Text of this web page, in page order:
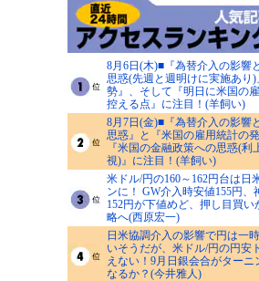
8月6日(木)■『為替介入の影響
思惑(先週と週明けに実施あり
勢』、そして『明日に米国の
控える点』に注目！(羊飼い)
8月7日(金)■『為替介入の影響
思惑』と『米国の雇用統計の
『米国の金融政策への思惑(利
視)』に注目！(羊飼い)
米ドル/円の160～162円台は日
ンに！ GW介入時安値155円、
152円が下値めど、押し目買い
略へ(西原宏一)
日米協調介入の影響で円は一
いそうだが、米ドル/円の円安
えない！9月日銀会合がターニ
なるか？(今井雅人)